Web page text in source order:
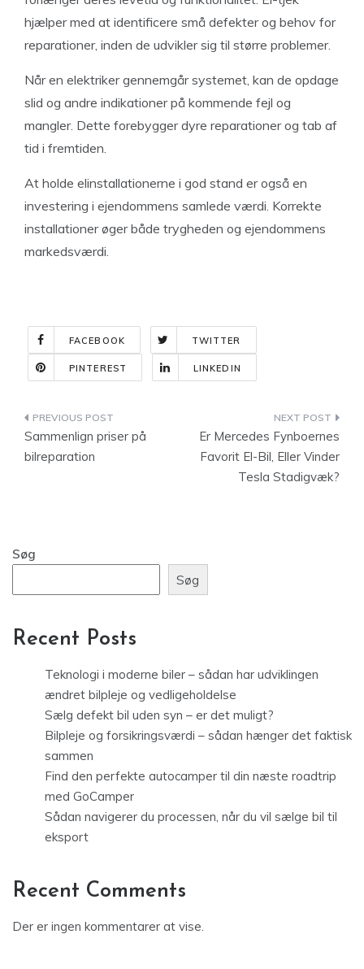
hjælper med at identificere små defekter og behov for
reparationer, inden de udvikler sig til større problemer.
Når en elektriker gennemgår systemet, kan de opdage
slid og andre indikationer på kommende fejl og
mangler. Dette forebygger dyre reparationer og tab af
tid i fremtiden.
At holde elinstallationerne i god stand er også en
investering i ejendommens samlede værdi. Korrekte
installationer øger både trygheden og ejendommens
markedsværdi.
FACEBOOK TWITTER
PINTEREST LINKEDIN
Indlægsnavigation
Sammenlign priser på
bilreparation
Er Mercedes Fynboernes
Favorit El-Bil, Eller Vinder
Tesla Stadigvæk?
Søg
Søg
Recent Posts
Teknologi i moderne biler – sådan har udviklingen
ændret bilpleje og vedligeholdelse
Sælg defekt bil uden syn – er det muligt?
Bilpleje og forsikringsværdi – sådan hænger det faktisk
sammen
Find den perfekte autocamper til din næste roadtrip
med GoCamper
Sådan navigerer du processen, når du vil sælge bil til
eksport
Recent Comments
Der er ingen kommentarer at vise.